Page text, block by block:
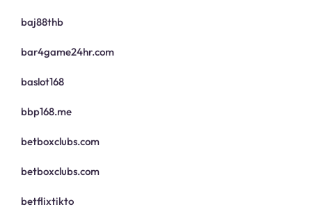
baj88thb
bar4game24hr.com
baslot168
bbp168.me
betboxclubs.com
betboxclubs.com
betflixtikto